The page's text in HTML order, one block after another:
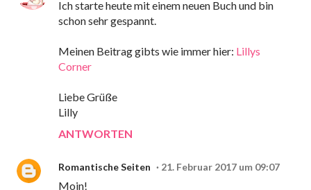
Ich starte heute mit einem neuen Buch und bin
schon sehr gespannt.
Meinen Beitrag gibts wie immer hier: Lillys
Corner
Liebe Grüße
Lilly
ANTWORTEN
Romantische Seiten 21. Februar 2017 um 09:07
Moin!